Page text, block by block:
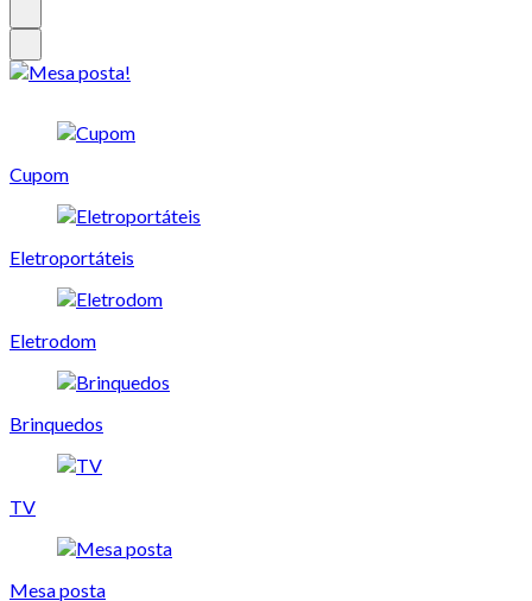
Cupom
Eletroportáteis
Eletrodom
Brinquedos
TV
Mesa posta